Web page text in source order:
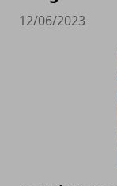
12/06/2023